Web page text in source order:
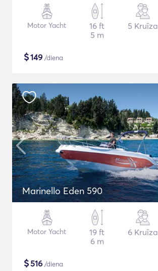
Motor Yacht
16 ft
5 m
5 Kruīza
$149 /diena
Marinello Eden 590
Motor Yacht
19 ft
6 m
6 Kruīza
$516 /diena